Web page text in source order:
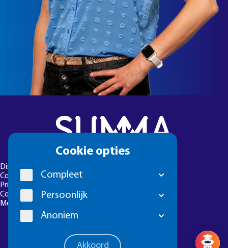
Cookie opties
Compleet
Persoonlijk
Anoniem
Akkoord
Disclaimer
Colofon
Privacyverklaring
Cookie-instellingen
Meld een foutje